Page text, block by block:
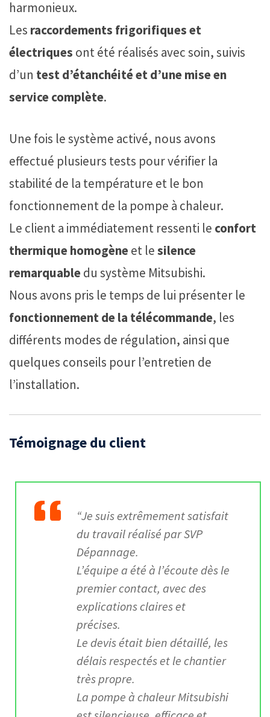
harmonieux.
Les raccordements frigorifiques et
électriques ont été réalisés avec soin, suivis
d’un test d’étanchéité et d’une mise en
service complète.
Une fois le système activé, nous avons
effectué plusieurs tests pour vérifier la
stabilité de la température et le bon
fonctionnement de la pompe à chaleur.
Le client a immédiatement ressenti le confort
thermique homogèneet lesilence
remarquabledu système Mitsubishi.
Nous avons pris le temps de lui présenter le
fonctionnement de la télécommande, les
différents modes de régulation, ainsi que
quelques conseils pour l’entretien de
l’installation.
Témoignage du client
“Je suis extrêmement satisfait
du travail réalisé par SVP
Dépannage.
L’équipe a été à l’écoute dès le
premier contact, avec des
explications claires et
précises.
Le devis était bien détaillé, les
délais respectés et le chantier
très propre.
La pompe à chaleur Mitsubishi